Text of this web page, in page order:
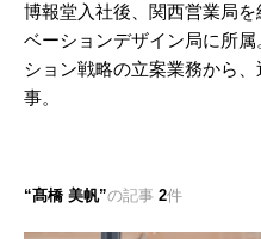
博報堂入社後、関西営業局
ベーションデザイン局に所
ション戦略の立案業務から
事。
髙橋 美帆 の記事 2件